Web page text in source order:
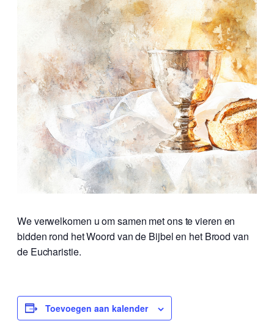
We verwelkomen u om samen met ons te vieren en
bidden rond het Woord van de Bijbel en het Brood van
de Eucharistie.
Toevoegen aan kalender